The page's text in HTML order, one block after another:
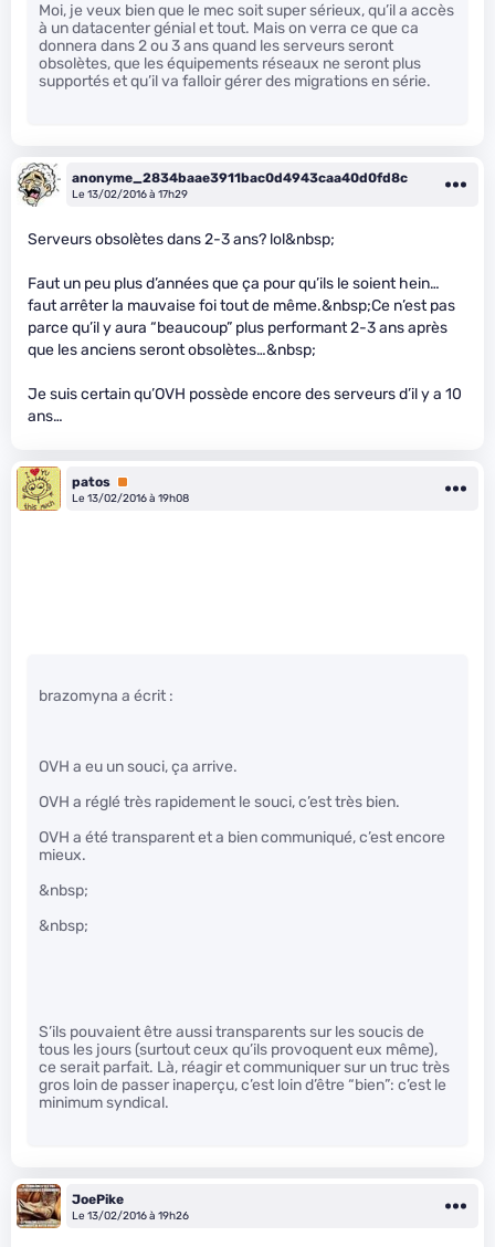
Moi, je veux bien que le mec soit super sérieux, qu’il a accès
à un datacenter génial et tout. Mais on verra ce que ca
donnera dans 2 ou 3 ans quand les serveurs seront
obsolètes, que les équipements réseaux ne seront plus
supportés et qu’il va falloir gérer des migrations en série.
anonyme_2834baae3911bac0d4943caa40d0fd8c
Le 13/02/2016 à 17h29
Serveurs obsolètes dans 2-3 ans? lol&nbsp;
Faut un peu plus d’années que ça pour qu’ils le soient hein…
faut arrêter la mauvaise foi tout de même.&nbsp;Ce n’est pas
parce qu’il y aura “beaucoup” plus performant 2-3 ans après
que les anciens seront obsolètes…&nbsp;
Je suis certain qu’OVH possède encore des serveurs d’il y a 10
ans…
patos Premium
Le 13/02/2016 à 19h08
brazomyna a écrit :
OVH a eu un souci, ça arrive.
OVH a réglé très rapidement le souci, c’est très bien.
OVH a été transparent et a bien communiqué, c’est encore
mieux.
&nbsp;
&nbsp;
S’ils pouvaient être aussi transparents sur les soucis de
tous les jours (surtout ceux qu’ils provoquent eux même),
ce serait parfait. Là, réagir et communiquer sur un truc très
gros loin de passer inaperçu, c’est loin d’être “bien”: c’est le
minimum syndical.
JoePike
Le 13/02/2016 à 19h26